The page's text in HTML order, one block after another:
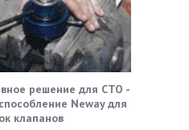
решение для СТО -
Neway для
клапанов